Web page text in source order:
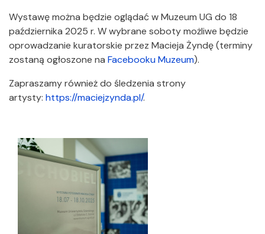
Wystawę można będzie oglądać w Muzeum UG do 18
października 2025 r. W wybrane soboty możliwe będzie
oprowadzanie kuratorskie przez Macieja Żyndę (terminy
zostaną ogłoszone na Facebooku Muzeum).
Zapraszamy również do śledzenia strony
artysty: https://maciejzynda.pl/.